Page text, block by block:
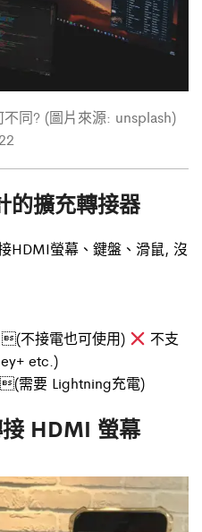
同? (圖片來源: unsplash)
擴充轉接器
HDMI螢幕、鍵盤、滑鼠, 沒
不接電也可使用)
不支
etc.)
需要 Lightning充電)
HDMI 螢幕